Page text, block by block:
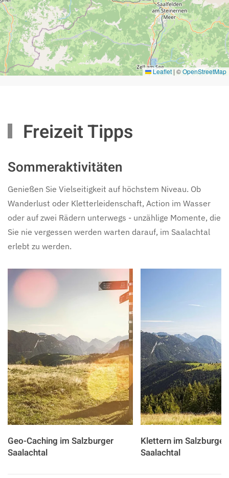
Leaflet | ©OpenStreetMap
Freizeit Tipps
Sommeraktivitäten
Genießen Sie Vielseitigkeit auf höchstem Niveau. Ob
Wanderlust oder Kletterleidenschaft, Action im Wasser
oder auf zwei Rädern unterwegs - unzählige Momente, die
Sie nie vergessen werden warten darauf, im Saalachtal
erlebt zu werden.
Geo-Caching im Salzburger
Saalachtal
Klettern im Salzburger
Saalachtal